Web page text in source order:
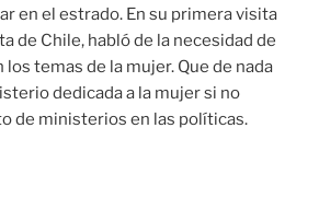
en el estrado. En su primera visita
de Chile, habló de la necesidad de
temas de la mujer. Que de nada
dedicada a la mujer si no
de ministerios en las políticas.